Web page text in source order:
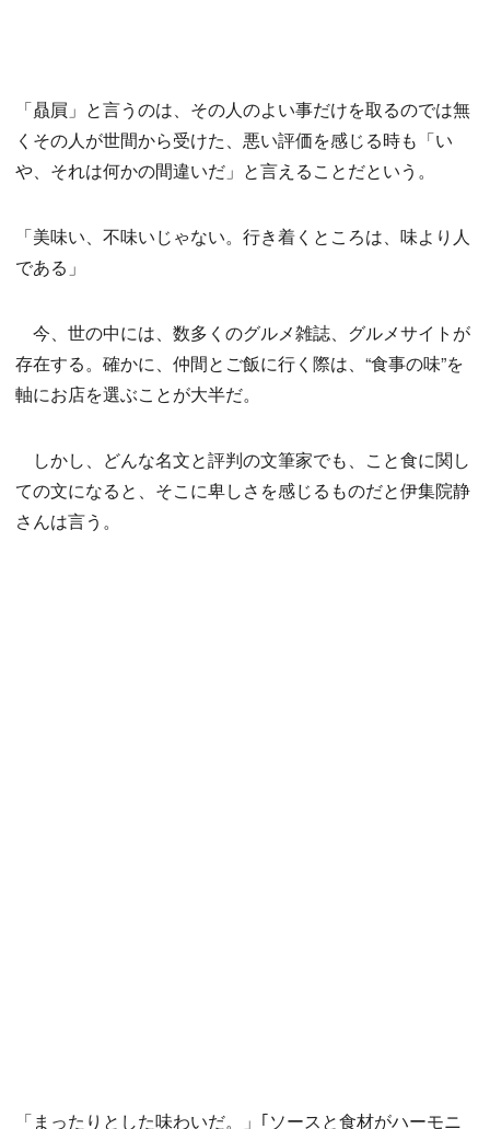
「贔屓」と言うのは、その人のよい事だけを取るのでは無
くその人が世間から受けた、悪い評価を感じる時も「い
や、それは何かの間違いだ」と言えることだという。
「美味い、不味いじゃない。行き着くところは、味より人
である」
今、世の中には、数多くのグルメ雑誌、グルメサイトが
存在する。確かに、仲間とご飯に行く際は、“食事の味”を
軸にお店を選ぶことが大半だ。
しかし、どんな名文と評判の文筆家でも、こと食に関し
ての文になると、そこに卑しさを感じるものだと伊集院静
さんは言う。
「まったりとした味わいだ。」｢ソースと食材がハーモニ